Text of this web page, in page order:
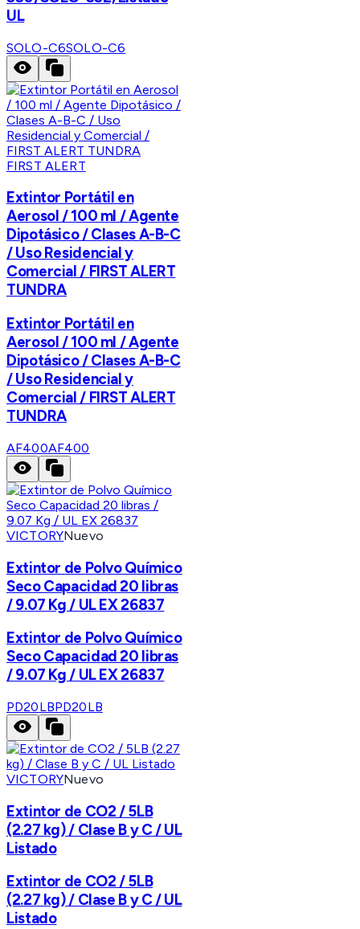
UL
SOLO-C6SOLO-C6
FIRST ALERT
Extintor Portátil en
Aerosol / 100 ml / Agente
Dipotásico / Clases A-B-C
/ Uso Residencial y
Comercial / FIRST ALERT
TUNDRA
Extintor Portátil en
Aerosol / 100 ml / Agente
Dipotásico / Clases A-B-C
/ Uso Residencial y
Comercial / FIRST ALERT
TUNDRA
AF400AF400
VICTORYNuevo
Extintor de Polvo Químico
Seco Capacidad 20 libras
/ 9.07 Kg / UL EX 26837
Extintor de Polvo Químico
Seco Capacidad 20 libras
/ 9.07 Kg / UL EX 26837
PD20LBPD20LB
VICTORYNuevo
Extintor de CO2 / 5LB
(2.27 kg) / Clase B y C / UL
Listado
Extintor de CO2 / 5LB
(2.27 kg) / Clase B y C / UL
Listado